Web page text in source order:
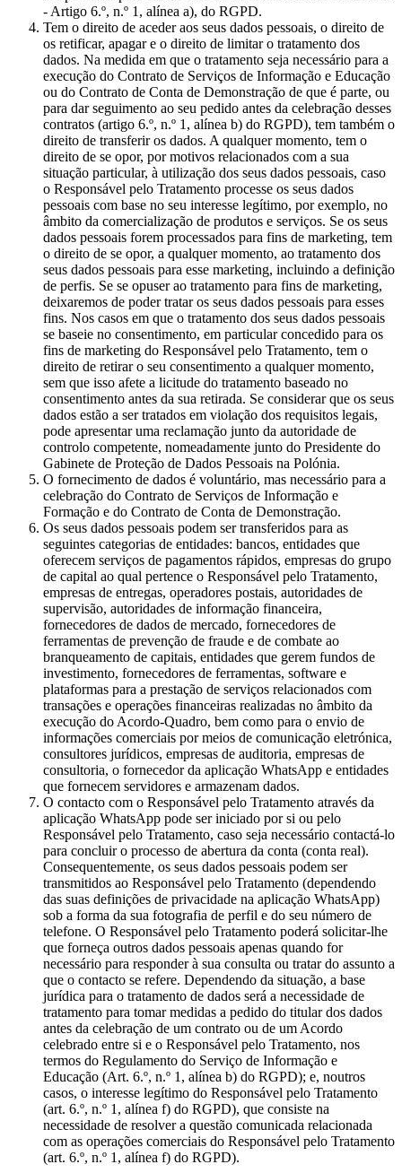
- Artigo 6.º, n.º 1, alínea a), do RGPD.
Tem o direito de aceder aos seus dados pessoais, o direito de
os retificar, apagar e o direito de limitar o tratamento dos
dados. Na medida em que o tratamento seja necessário para a
execução do Contrato de Serviços de Informação e Educação
ou do Contrato de Conta de Demonstração de que é parte, ou
para dar seguimento ao seu pedido antes da celebração desses
contratos (artigo 6.º, n.º 1, alínea b) do RGPD), tem também o
direito de transferir os dados. A qualquer momento, tem o
direito de se opor, por motivos relacionados com a sua
situação particular, à utilização dos seus dados pessoais, caso
o Responsável pelo Tratamento processe os seus dados
pessoais com base no seu interesse legítimo, por exemplo, no
âmbito da comercialização de produtos e serviços. Se os seus
dados pessoais forem processados para fins de marketing, tem
o direito de se opor, a qualquer momento, ao tratamento dos
seus dados pessoais para esse marketing, incluindo a definição
de perfis. Se se opuser ao tratamento para fins de marketing,
deixaremos de poder tratar os seus dados pessoais para esses
fins. Nos casos em que o tratamento dos seus dados pessoais
se baseie no consentimento, em particular concedido para os
fins de marketing do Responsável pelo Tratamento, tem o
direito de retirar o seu consentimento a qualquer momento,
sem que isso afete a licitude do tratamento baseado no
consentimento antes da sua retirada. Se considerar que os seus
dados estão a ser tratados em violação dos requisitos legais,
pode apresentar uma reclamação junto da autoridade de
controlo competente, nomeadamente junto do Presidente do
Gabinete de Proteção de Dados Pessoais na Polónia.
O fornecimento de dados é voluntário, mas necessário para a
celebração do Contrato de Serviços de Informação e
Formação e do Contrato de Conta de Demonstração.
Os seus dados pessoais podem ser transferidos para as
seguintes categorias de entidades: bancos, entidades que
oferecem serviços de pagamentos rápidos, empresas do grupo
de capital ao qual pertence o Responsável pelo Tratamento,
empresas de entregas, operadores postais, autoridades de
supervisão, autoridades de informação financeira,
fornecedores de dados de mercado, fornecedores de
ferramentas de prevenção de fraude e de combate ao
branqueamento de capitais, entidades que gerem fundos de
investimento, fornecedores de ferramentas, software e
plataformas para a prestação de serviços relacionados com
transações e operações financeiras realizadas no âmbito da
execução do Acordo-Quadro, bem como para o envio de
informações comerciais por meios de comunicação eletrónica,
consultores jurídicos, empresas de auditoria, empresas de
consultoria, o fornecedor da aplicação WhatsApp e entidades
que fornecem servidores e armazenam dados.
O contacto com o Responsável pelo Tratamento através da
aplicação WhatsApp pode ser iniciado por si ou pelo
Responsável pelo Tratamento, caso seja necessário contactá-lo
para concluir o processo de abertura da conta (conta real).
Consequentemente, os seus dados pessoais podem ser
transmitidos ao Responsável pelo Tratamento (dependendo
das suas definições de privacidade na aplicação WhatsApp)
sob a forma da sua fotografia de perfil e do seu número de
telefone. O Responsável pelo Tratamento poderá solicitar-lhe
que forneça outros dados pessoais apenas quando for
necessário para responder à sua consulta ou tratar do assunto a
que o contacto se refere. Dependendo da situação, a base
jurídica para o tratamento de dados será a necessidade de
tratamento para tomar medidas a pedido do titular dos dados
antes da celebração de um contrato ou de um Acordo
celebrado entre si e o Responsável pelo Tratamento, nos
termos do Regulamento do Serviço de Informação e
Educação (Art. 6.º, n.º 1, alínea b) do RGPD); e, noutros
casos, o interesse legítimo do Responsável pelo Tratamento
(art. 6.º, n.º 1, alínea f) do RGPD), que consiste na
necessidade de resolver a questão comunicada relacionada
com as operações comerciais do Responsável pelo Tratamento
(art. 6.º, n.º 1, alínea f) do RGPD).